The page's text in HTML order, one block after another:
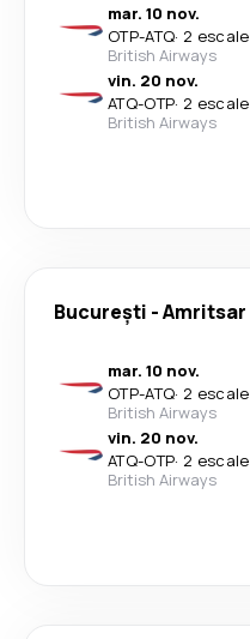
mar. 10 nov.
OTP-ATQ· 2 escale
British Airways
vin. 20 nov.
ATQ-OTP· 2 escale
British Airways
București -Amritsar
mar. 10 nov.
OTP-ATQ· 2 escale
British Airways
vin. 20 nov.
ATQ-OTP· 2 escale
British Airways